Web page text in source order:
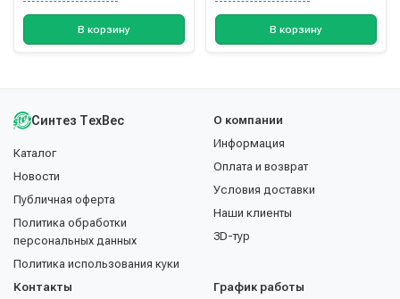
В корзину В корзину
Синтез ТехВес
Каталог
Новости
Публичная оферта
Политика обработки
персональных данных
Политика использования куки
О компании
Информация
Оплата и возврат
Условия доставки
Наши клиенты
3D-тур
Контакты График работы